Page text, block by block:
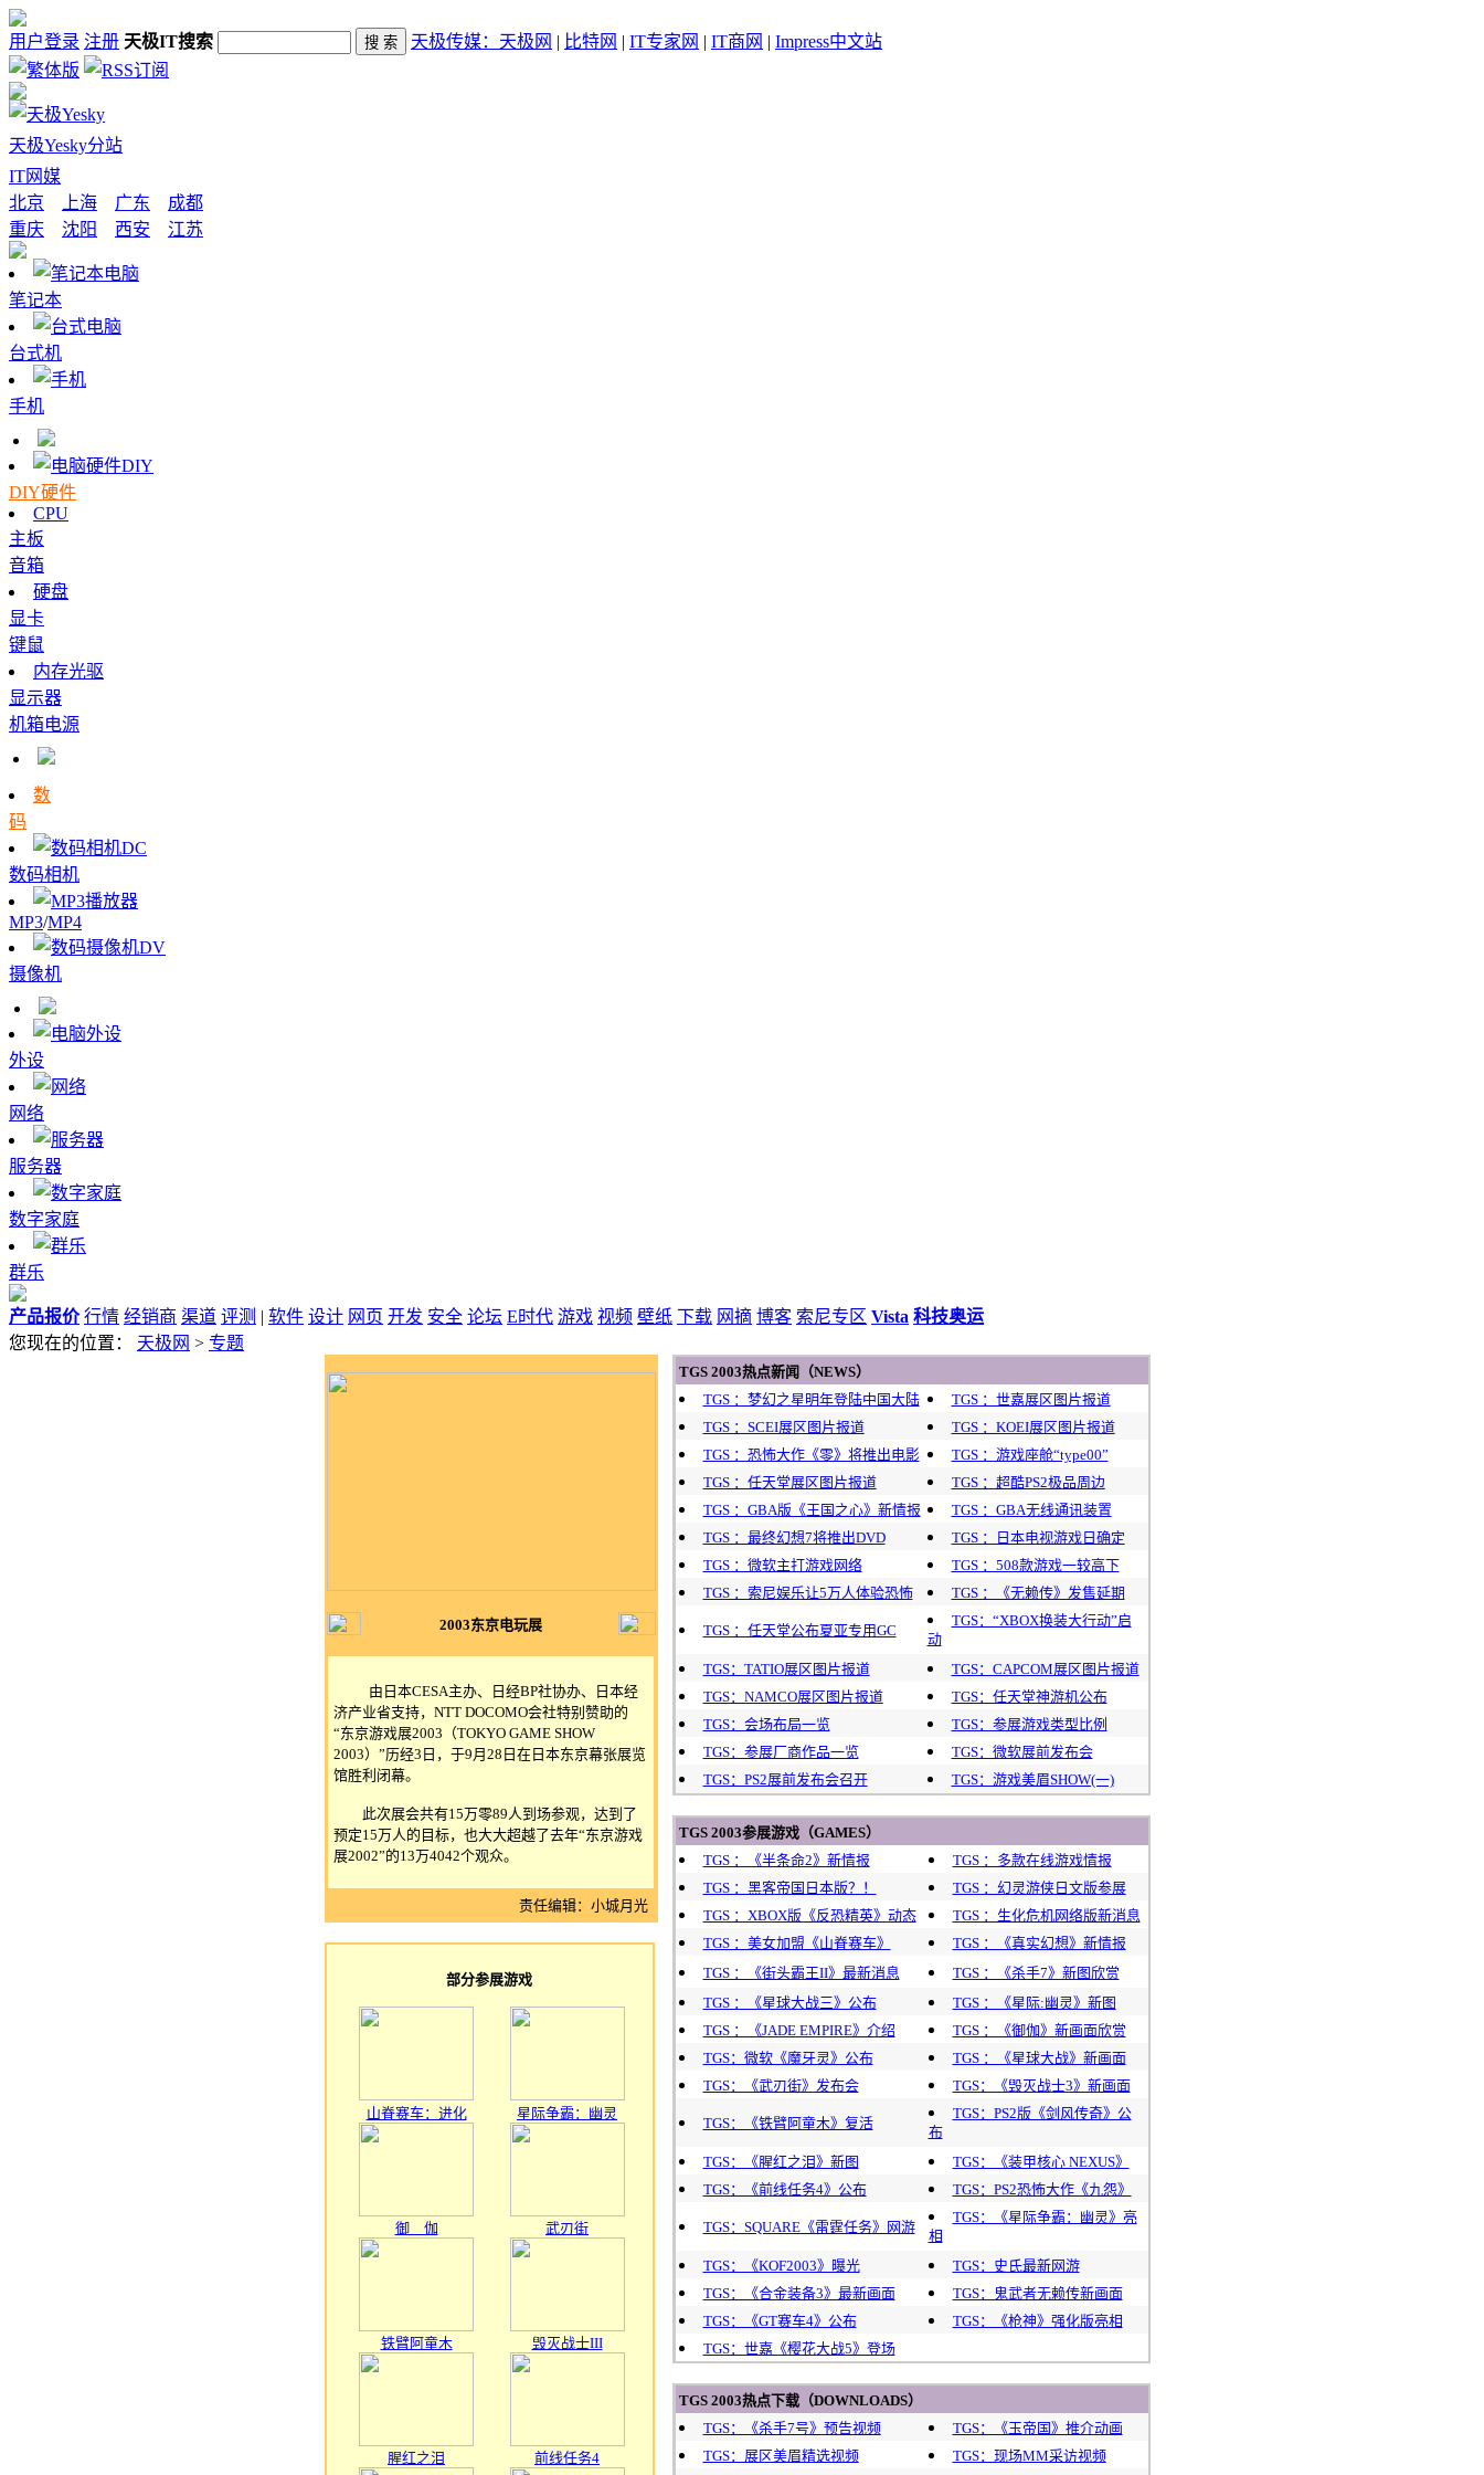
用户登录 注册 天极IT搜索 天极传媒： 天极网 | 比特网 | IT专家网 | IT商网 | Impress中文站
天极Yesky分站
IT网媒
北京
上海 广东
成都
重庆
沈阳 西安 江苏
笔记本
台式机
手机
DIY硬件
CPU
主板
音箱
硬盘
显卡
键鼠
内存光驱
显示器
机箱电源
数
码
数码相机
MP3/MP4
摄像机
外设
网络
服务器
数字家庭
群乐
产品报价 行情 经销商 渠道 评测 | 软件 设计 网页 开发 安全 论坛 E时代 游戏 视频 壁纸 下载 网摘 博客 索尼专区 Vista 科技奥运
您现在的位置： 天极网 > 专题
2003东京电玩展
由日本CESA主办、日经BP社协办、日本经
济产业省支持，NTT DOCOMO会社特别赞助的
“东京游戏展2003（TOKYO GAME SHOW
2003）”历经3日，于9月28日在日本东京幕张展览
馆胜利闭幕。
此次展会共有15万零89人到场参观，达到了
预定15万人的目标，也大大超越了去年“东京游戏
展2002”的13万4042个观众。
责任编辑：小城月光
部分参展游戏
山脊赛车：进化 星际争霸：幽灵
御 伽 武刃街
铁臂阿童木 毁灭战士III
腥红之泪 前线任务4
TGS 2003热点新闻（NEWS）
TGS ：梦幻之星明年登陆中国大陆
TGS ：世嘉展区图片报道
TGS ：SCEI展区图片报道
TGS ：KOEI展区图片报道
TGS ：恐怖大作《零》将推出电影
TGS ：游戏座舱“type00”
TGS ：任天堂展区图片报道
TGS ：超酷PS2极品周边
TGS ：GBA版《王国之心》新情报
TGS ：GBA无线通讯装置
TGS ：最终幻想7将推出DVD
TGS ：日本电视游戏日确定
TGS ：微软主打游戏网络
TGS ：508款游戏一较高下
TGS ：索尼娱乐让5万人体验恐怖
TGS ：《无赖传》发售延期
TGS ：任天堂公布夏亚专用GC
TGS：“XBOX换装大行动”启
动
TGS：TATIO展区图片报道
TGS：CAPCOM展区图片报道
TGS：NAMCO展区图片报道
TGS：任天堂神游机公布
TGS：会场布局一览
TGS：参展游戏类型比例
TGS：参展厂商作品一览
TGS：微软展前发布会
TGS：PS2展前发布会召开
TGS：游戏美眉SHOW(一)
TGS 2003参展游戏（GAMES）
TGS ：《半条命2》新情报
TGS ：多款在线游戏情报
TGS ：黑客帝国日本版？！
TGS ：幻灵游侠日文版参展
TGS ：XBOX版《反恐精英》动态
TGS ：生化危机网络版新消息
TGS ：美女加盟《山脊赛车》
TGS ：《真实幻想》新情报
TGS ：《街头霸王II》最新消息
TGS ：《杀手7》新图欣赏
TGS ：《星球大战三》公布
TGS ：《星际:幽灵》新图
TGS ：《JADE EMPIRE》介绍
TGS ：《御伽》新画面欣赏
TGS：微软《魔牙灵》公布
TGS ：《星球大战》新画面
TGS：《武刃街》发布会
TGS：《毁灭战士3》新画面
TGS：《铁臂阿童木》复活
TGS：PS2版《剑风传奇》公
布
TGS：《腥红之泪》新图
TGS：《装甲核心 NEXUS》
TGS：《前线任务4》公布
TGS：PS2恐怖大作《九怨》
TGS：SQUARE《雷霆任务》网游
TGS：《星际争霸：幽灵》亮
相
TGS：《KOF2003》曝光
TGS：史氏最新网游
TGS：《合金装备3》最新画面
TGS：鬼武者无赖传新画面
TGS：《GT赛车4》公布
TGS：《枪神》强化版亮相
TGS：世嘉《樱花大战5》登场
TGS 2003热点下载（DOWNLOADS）
TGS：《杀手7号》预告视频
TGS：《玉帝国》推介动画
TGS：展区美眉精选视频
TGS：现场MM采访视频